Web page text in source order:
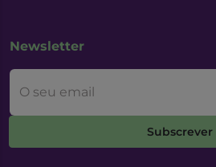
Newsletter
O seu email
Subscrever